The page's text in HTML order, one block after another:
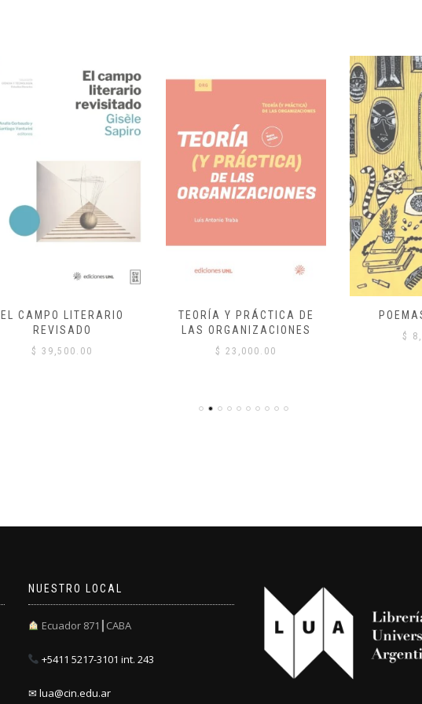
EL CAMPO LITERARIO
REVISADO
$ 39,500.00
TEORÍA Y PRÁCTICA DE
LAS ORGANIZACIONES
$ 23,000.00
$
NUESTRO LOCAL
Ecuador 871┃CABA
+5411 5217-3101 int. 243
✉ lua@cin.edu.ar